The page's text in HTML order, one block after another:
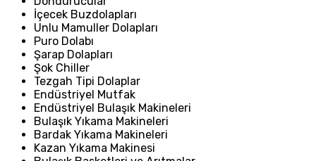
İçecek Buzdolapları
Unlu Mamuller Dolapları
Puro Dolabı
Şarap Dolapları
Şok Chiller
Tezgah Tipi Dolaplar
Endüstriyel Mutfak
Endüstriyel Bulaşık Makineleri
Bulaşık Yıkama Makineleri
Bardak Yıkama Makineleri
Kazan Yıkama Makinesi